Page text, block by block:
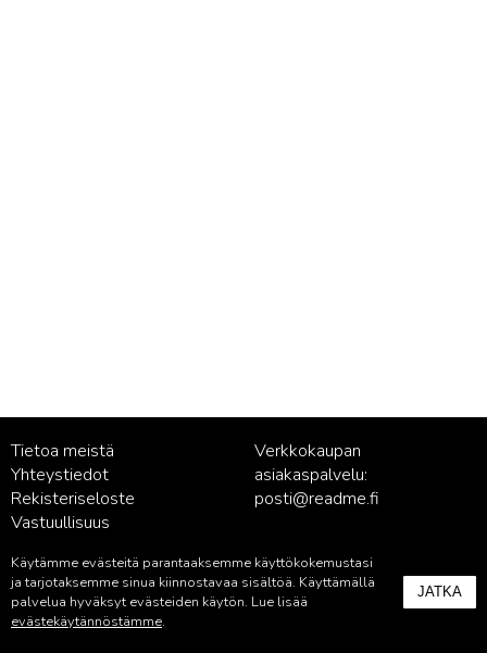
Tietoa meistä
Yhteystiedot
Rekisteriseloste
Vastuullisuus
Verkkokaupan
asiakaspalvelu:
posti@readme.fi
Kustantamon asiakaspalvelu:
palvelu@readme.fi
Käytämme evästeitä parantaaksemme käyttökokemustasi
ja tarjotaksemme sinua kiinnostavaa sisältöä. Käyttämällä
palvelua hyväksyt evästeiden käytön. Lue lisää
evästekäytännöstämme.
JATKA